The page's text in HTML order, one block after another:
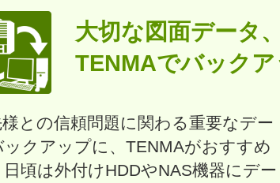
大切な図面データ
TENMAでバックア
との信頼問題に関わる重要なデー
ックアップに、TENMAがおすすめ
頃は外付けHDDやNAS機器にデー